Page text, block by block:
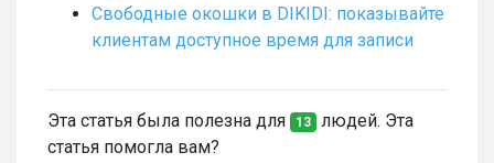
Свободные окошки в DIKIDI: показывайте
клиентам доступное время для записи
Эта статья была полезна для 13 людей. Эта
статья помогла вам?